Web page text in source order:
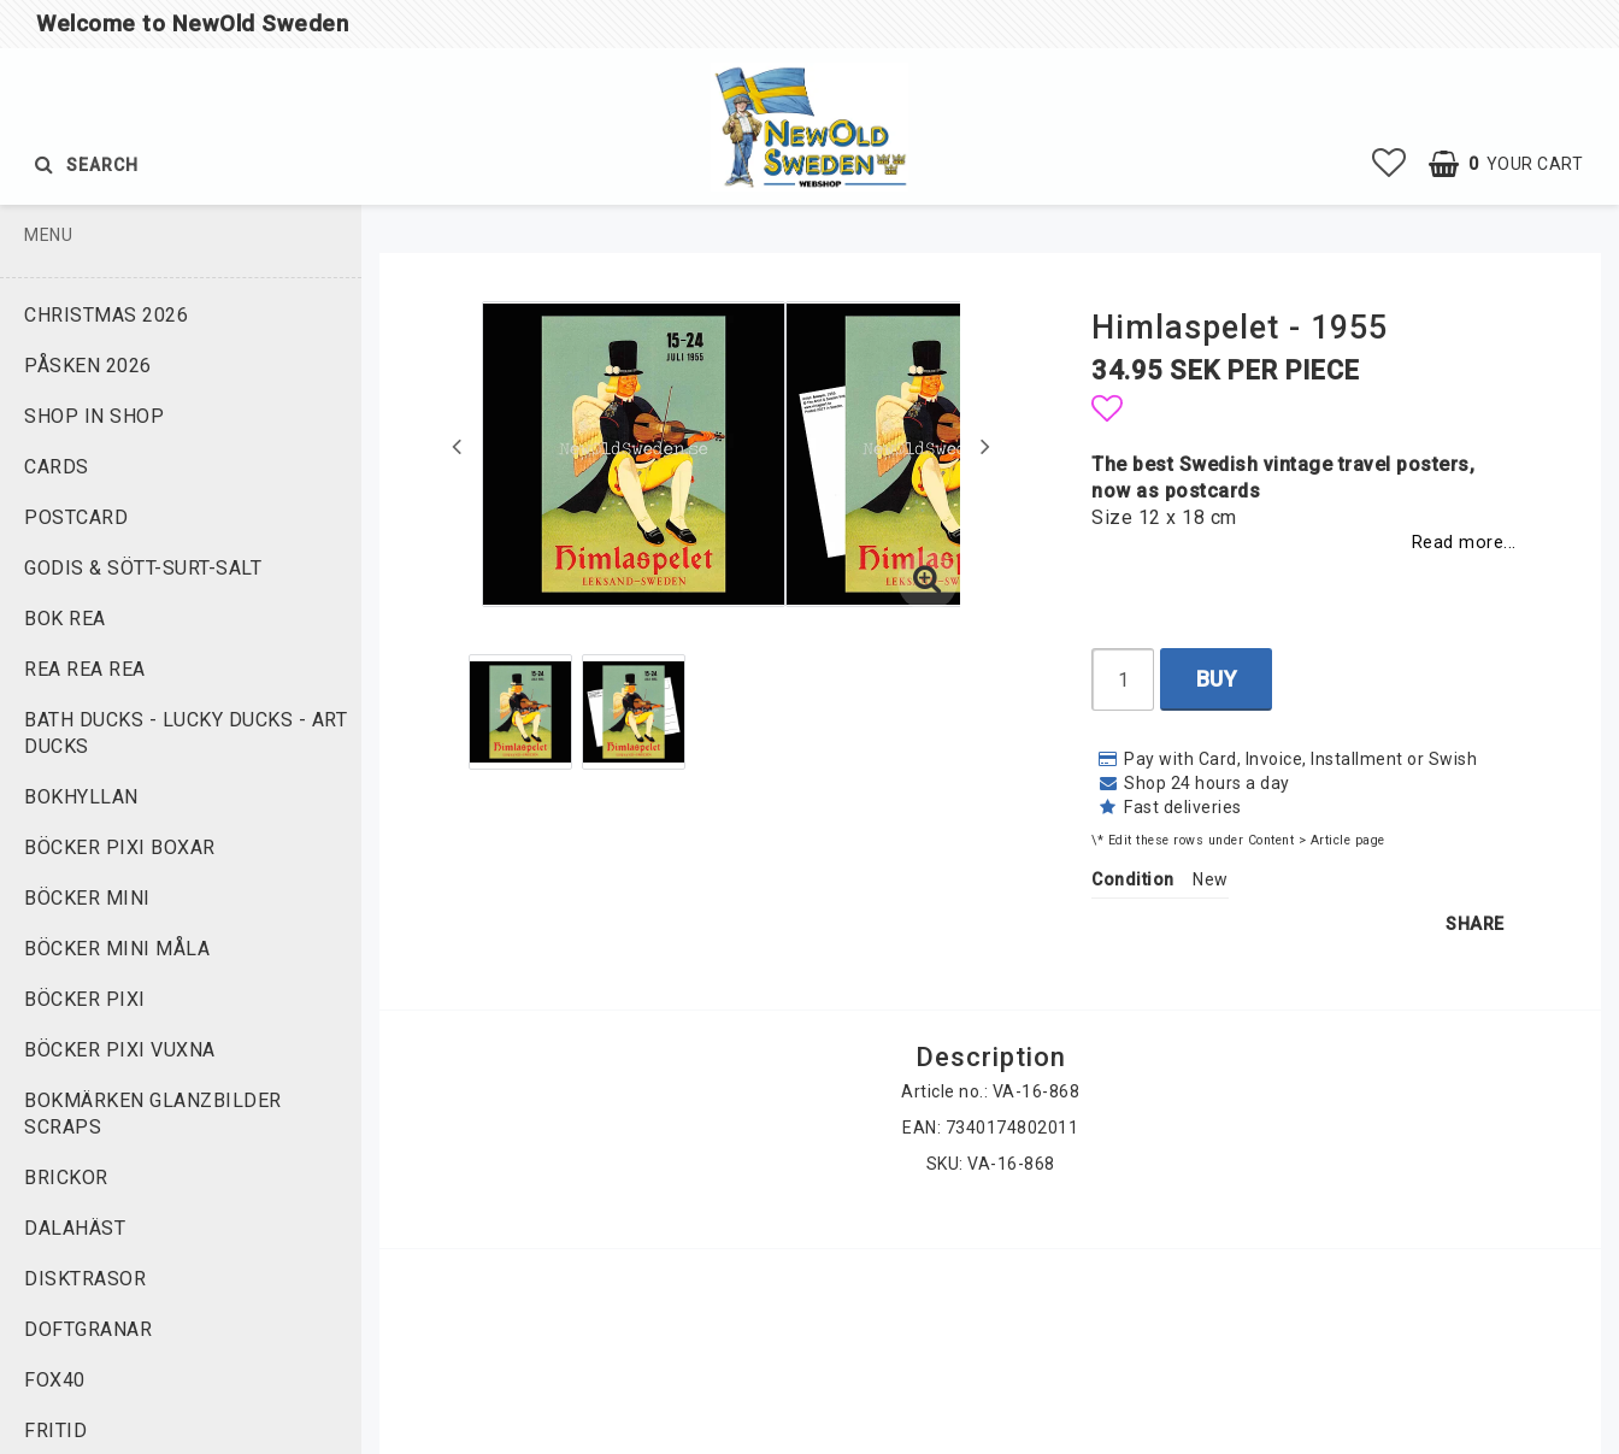
Welcome to NewOld Sweden
0 YOUR CART
SEARCH
MENU
CHRISTMAS 2026
PÅSKEN 2026
SHOP IN SHOP
CARDS
POSTCARD
GODIS & SÖTT-SURT-SALT
BOK REA
REA REA REA
BATH DUCKS - LUCKY DUCKS - ART
DUCKS
BOKHYLLAN
BÖCKER PIXI BOXAR
BÖCKER MINI
BÖCKER MINI MÅLA
BÖCKER PIXI
BÖCKER PIXI VUXNA
BOKMÄRKEN GLANZBILDER
SCRAPS
BRICKOR
DALAHÄST
DISKTRASOR
DOFTGRANAR
FOX40
FRITID
Himlaspelet - 1955
34.95 SEK PER PIECE
Add to list of favorites
The best Swedish vintage travel posters,
now as postcards
Size 12 x 18 cm
Read more...
BUY
Pay with Card, Invoice, Installment or Swish
Shop 24 hours a day
Fast deliveries
\* Edit these rows under Content > Article page
Condition New
SHARE
Description
Article no.: VA-16-868
EAN: 7340174802011
SKU: VA-16-868